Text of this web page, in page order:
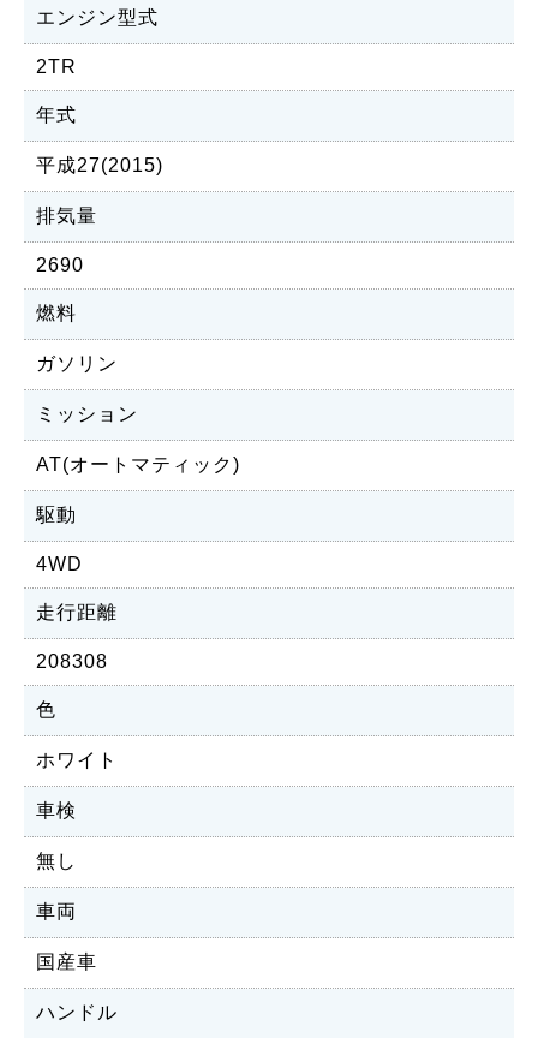
エンジン型式
2TR
年式
平成27(2015)
排気量
2690
燃料
ガソリン
ミッション
AT(オートマティック)
駆動
4WD
走行距離
208308
色
ホワイト
車検
無し
車両
国産車
ハンドル